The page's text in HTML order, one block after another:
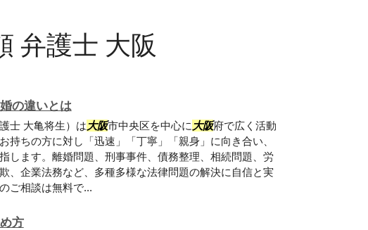
弁護士 大阪
の違いとは
士 大亀将生）は大阪市中央区を中心に 大阪府で広く活動
持ちの方に対し「迅速」「丁寧」「親身」に向き合い、
します。離婚問題、刑事事件、債務整理、相続問題、労
、企業法務など、多種多様な法律問題の解決に自信と実
ご相談は無料で...
方